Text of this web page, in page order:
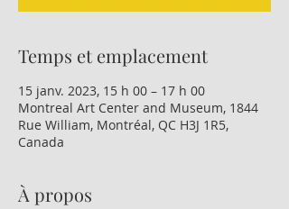
Temps et emplacement
15 janv. 2023, 15 h 00 – 17 h 00
Montreal Art Center and Museum, 1844
Rue William, Montréal, QC H3J 1R5,
Canada
À propos